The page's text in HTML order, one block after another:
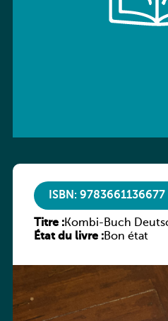
ISBN: 9783661136677
Titre :Kombi-Buch
Luxemburg)
État du livre :Bon état